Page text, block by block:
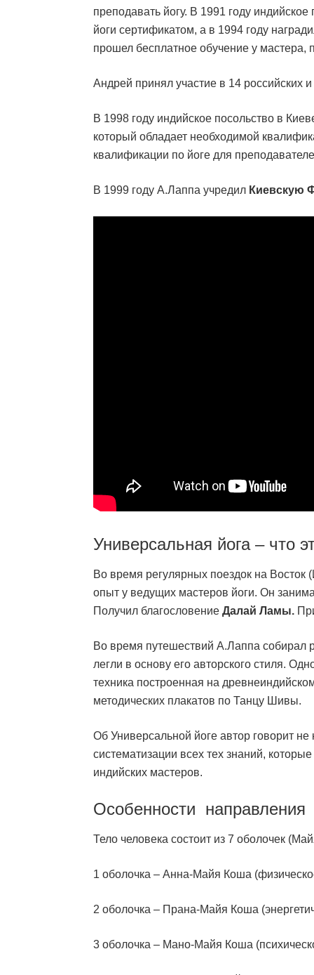
преподавать йогу. В 1991 году
йоги сертификатом, а в 1994 году
прошел бесплатное обучение у
Андрей принял участие в 14 российских
В 1998 году индийское посольство в
который обладает необходимой
квалификации по йоге для
В 1999 году А.Лаппа учредил Киевскую
Универсальная йога – что
Во время регулярных поездок на
опыт у ведущих мастеров йоги. Он
Получил благословение Далай Ламы.
Во время путешествий А.Лаппа собирал
легли в основу его авторского стиля.
техника построенная на
методических плакатов по Танцу Шивы.
Об Универсальной йоге автор говорит
систематизации всех тех знаний,
индийских мастеров.
Особенности направления
Тело человека состоит из 7 оболочек
1 оболочка – Анна-Майя Коша
2 оболочка – Прана-Майя Коша
3 оболочка – Мано-Майя Коша